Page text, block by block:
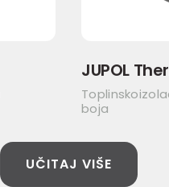
JUPOL
boja
UČITAJ VIŠE